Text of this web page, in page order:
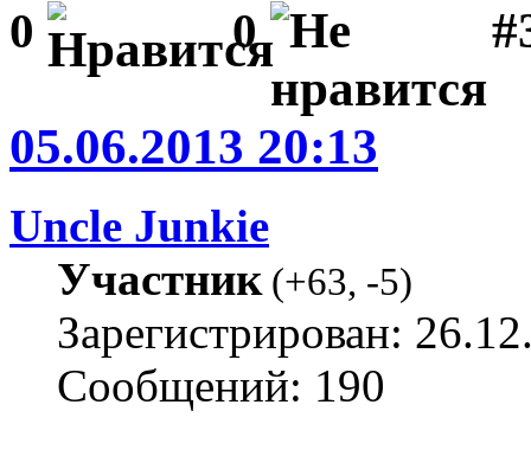
0 0
05.06.2013 20:13
Uncle Junkie
Участник(+63, -5)
Зарегистрирован:
Сообщений: 190